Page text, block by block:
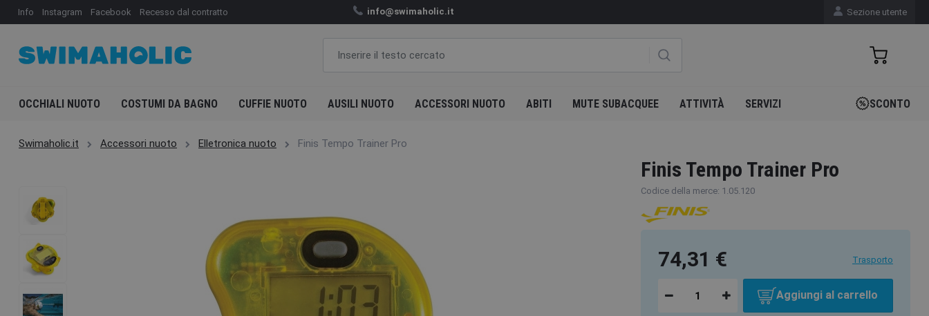
Info Instagram Facebook Recesso dal contratto info@swimaholic.it Sezione utente
OCCHIALI NUOTO COSTUMI DA BAGNO CUFFIE NUOTO AUSILI NUOTO ACCESSORI NUOTO ABITI MUTE SUBACQUEE ATTIVITÀ SERVIZI SCONTO
Swimaholic.it Accessori nuoto Elletronica nuoto Finis Tempo Trainer Pro
Finis Tempo Trainer Pro
Codice della merce: 1.05.120
74,31 € Trasporto
Aggiungi al carrello